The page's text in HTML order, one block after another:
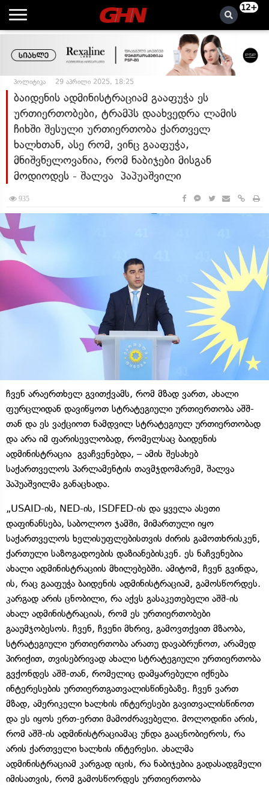
12+
პოლიტიკა 29 აპრილი 2025, 18:25
ბაიდენის ადმინისტრაციამ გააფუჭა ეს
ურთიერთობები, ტრამპს დაახვედრა ლამის
ჩიხში შესული ურთიერთობა ქართველ
ხალხთან, ასე რომ, ვინც გააფუჭა,
მნიშვნელოვანია, რომ ნაბიჯები მისგან
მოდიოდეს - შალვა პაპუაშვილი
935
ჩვენ არაერთხელ გვითქვამს, რომ მზად ვართ, ახალი
ფურცლიდან დავიწყოთ სტრატეგიული ურთიერთობა აშშ-
თან და ეს ვაქციოთ ნამდვილ სტრატეგიულ ურთიერთობად
და არა იმ ფარისევლობად, რომელსაც ბაიდენის
ადმინისტრაცია გვაჩვენებდა, – ამის შესახებ
საქართველოს პარლამენტის თავმჯდომარემ, შალვა
პაპუაშვილმა განაცხადა.
„USAID-ის, NED-ის, ISDFED-ის და ყველა ასეთი
დაფინანსება, საბოლოო ჯამში, მიმართული იყო
საქართველოს ხელისუფლებისთვის ძირის გამოთხრისკენ,
ქართული საზოგადოების დაზიანებისკენ. ეს ნაჩვენებია
ახალი ადმინისტრაციის მხილებებში. ამიტომ, ჩვენ გვინდა,
ის, რაც გააფუჭა ბაიდენის ადმინისტრაციამ, გამოსწორდეს.
კარგად არის ცნობილი, რა აქვს გასაკეთებელი აშშ-ის
ახალ ადმინისტრაციას, რომ ეს ურთიერთობები
გააუმჯობესოს. ჩვენ, ჩვენი მხრივ, გამოვთქვით მზაობა,
სტრატეგიული ურთიერთობა არათუ დავაბრუნოთ, არამედ
პირიქით, თვისებრივად ახალი სტრატეგიული ურთიერთობა
გვქონდეს აშშ-თან, რომელიც დამყარებული იქნება
ინტერესების ურთიერთგათვალისწინებაზე. ჩვენ ვართ
მზად, ამერიკელი ხალხის ინტერესები გავითვალისწინოთ
და ეს იყოს ერთ-ერთი მამოძრავებელი. მოლოდინი არის,
რომ აშშ-ის ადმინისტრაციამაც უნდა გააცნობიეროს, რა
არის ქართველი ხალხის ინტერესი. ახალმა
ადმინისტრაციამ კარგად იცის, რა ნაბიჯებია გადასადგმელი
იმისათვის, რომ გამოსწორდეს ურთიერთობა